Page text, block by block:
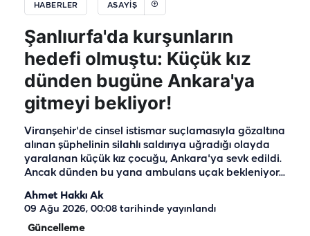
HABERLER ASAYIŞ
Şanlıurfa'da kurşunların
hedefi olmuştu: Küçük kız
dünden bugüne Ankara'ya
gitmeyi bekliyor!
Viranşehir'de cinsel istismar suçlamasıyla gözaltına
alınan şüphelinin silahlı saldırıya uğradığı olayda
yaralanan küçük kız çocuğu, Ankara'ya sevk edildi.
Ancak dünden bu yana ambulans uçak bekleniyor...
Ahmet Hakkı Ak
09 Ağu 2026, 00:08 tarihinde yayınlandı
Güncelleme